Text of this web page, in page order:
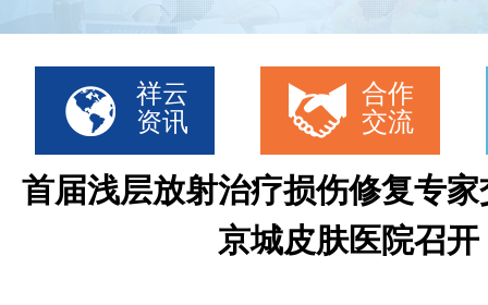
祥云
资讯
合作
交流
首届浅层放射治疗损伤修复专
京城皮肤医院召开